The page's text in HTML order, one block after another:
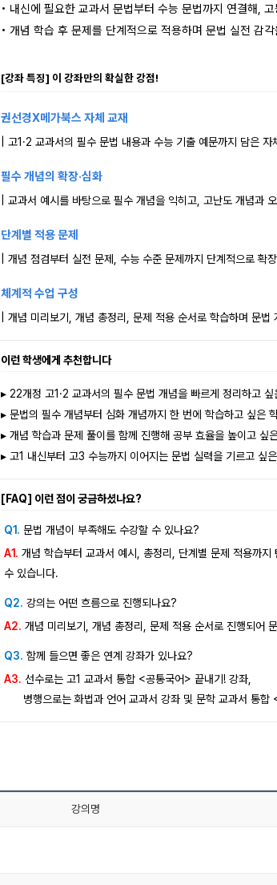
• 내신에 필요한 교과서 문법부터 수능 문법까지 연결해,
• 개념 학습 후 문제를 단계적으로 적용하며 문법 실전 감
[강좌 특징] 이 강좌만의 확실한 강점!
권선경X메가북스 자체 교재
| 고1·2 교과서의 필수 문법 내용과 수능 기출 예문까지 담은
필수 개념의 확장·심화
| 교과서 예시를 바탕으로 필수 개념을 익히고, 고난도 개념과
단계별 적용 문제
| 개념 점검부터 실전 문제, 수능 수준 문제까지 단계적으로 확
체계적 수업 구성
| 개념 미리보기, 개념 총정리, 문제 적용 순서로 학습하며 문
이런 학생에게 추천합니다
▸ 22개정 고1·2 교과서의 필수 문법 개념을 빠르게 정리하고 싶
▸ 문법의 필수 개념부터 심화 개념까지 한 번에 학습하고 싶은
▸ 개념 학습과 문제 풀이를 함께 진행해 공부 효율을 높이고 싶
▸ 고1 내신부터 고3 수능까지 이어지는 문법 실력을 기르고 싶
[FAQ] 이런 점이 궁금하셨나요?
Q1. 문법 개념이 부족해도 수강할 수 있나요?
A1. 개념 학습부터 교과서 예시, 총정리, 단계별 문제 적용까
수 있습니다.
Q2. 강의는 어떤 흐름으로 진행되나요?
A2. 개념 미리보기, 개념 총정리, 문제 적용 순서로 진행되어
Q3. 함께 들으면 좋은 연계 강좌가 있나요?
A3. 선수로는 고1 교과서 통합 <공통국어> 끝내기! 강좌,
병행으로는 화법과 언어 교과서 강좌 및 문학 교과서 통합
강의명